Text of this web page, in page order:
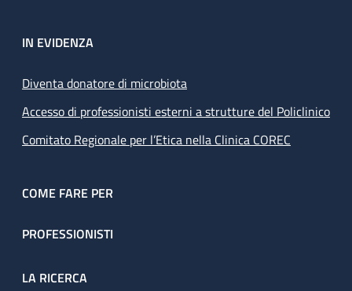
IN EVIDENZA
Diventa donatore di microbiota
Accesso di professionisti esterni a strutture del Policlinico
Comitato Regionale per l’Etica nella Clinica COREC
COME FARE PER
PROFESSIONISTI
LA RICERCA